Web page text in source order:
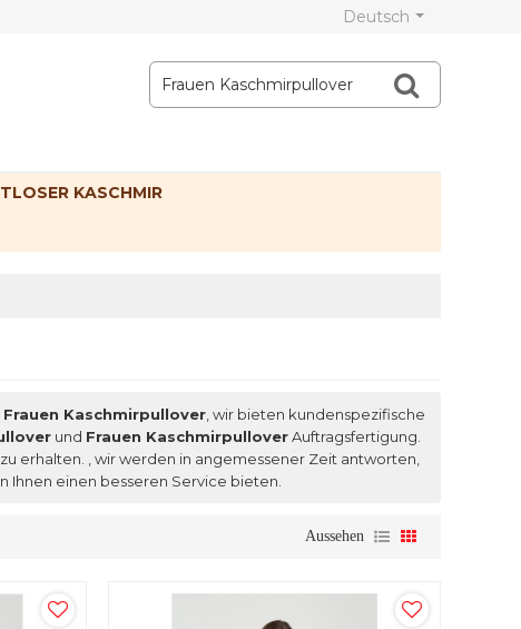
Deutsch
KASCHMIR
Frauen Kaschmirpullover , wir bieten kundenspezifische
und Frauen KaschmirpulloverAuftragsfertigung.
zu erhalten. , wir werden in angemessener Zeit antworten,
Ihnen einen besseren Service bieten.
Aussehen